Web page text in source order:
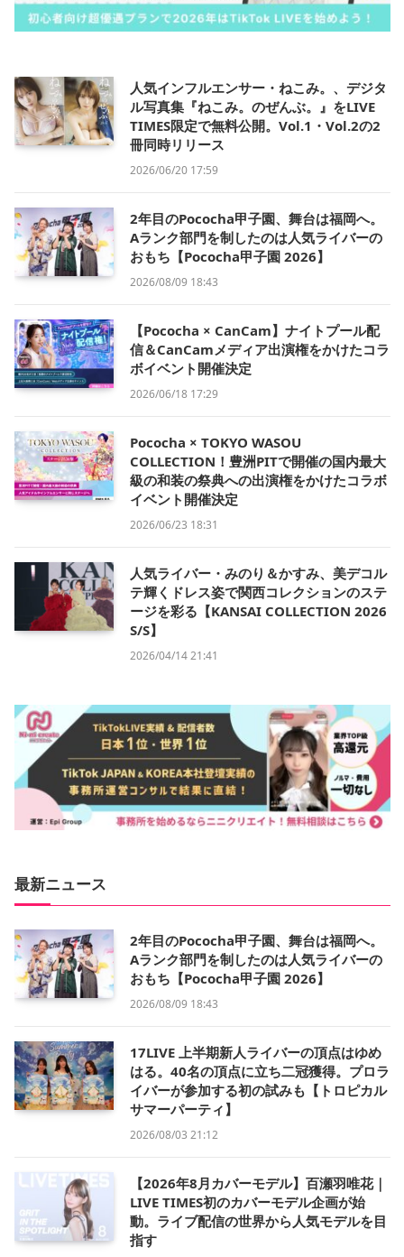
人気インフルエンサー・ねこみ。、デジタ
ル写真集『ねこみ。のぜんぶ。』をLIVE
TIMES限定で無料公開。Vol.1・Vol.2の2
冊同時リリース
2026/06/20 17:59
2年目のPococha甲子園、舞台は福岡へ。
Aランク部門を制したのは人気ライバーの
おもち【Pococha甲子園 2026】
2026/08/09 18:43
【Pococha × CanCam】ナイトプール配
信＆CanCamメディア出演権をかけたコラ
ボイベント開催決定
2026/06/18 17:29
Pococha × TOKYO WASOU
COLLECTION！豊洲PITで開催の国内最大
級の和装の祭典への出演権をかけたコラボ
イベント開催決定
2026/06/23 18:31
人気ライバー・みのり＆かすみ、美デコル
テ輝くドレス姿で関西コレクションのステ
ージを彩る【KANSAI COLLECTION 2026
S/S】
2026/04/14 21:41
最新ニュース
2年目のPococha甲子園、舞台は福岡へ。
Aランク部門を制したのは人気ライバーの
おもち【Pococha甲子園 2026】
2026/08/09 18:43
17LIVE 上半期新人ライバーの頂点はゆめ
はる。40名の頂点に立ち二冠獲得。プロラ
イバーが参加する初の試みも【トロピカル
サマーパーティ】
2026/08/03 21:12
【2026年8月カバーモデル】百瀬羽唯花｜
LIVE TIMES初のカバーモデル企画が始
動。ライブ配信の世界から人気モデルを目
指す